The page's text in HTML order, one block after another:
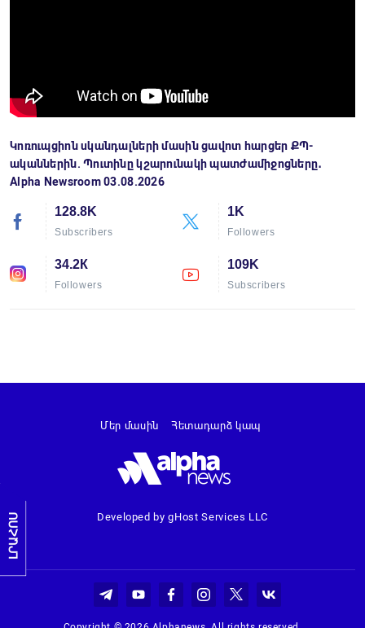
Կոռուպցիոն սկանդալների մասին ցավոտ հարցեր ՔՊ-
ականներին. Պուտինը կշարունակի պատժամիջոցները․
Alpha Newsroom 03.08.2026
128.8K
Subscribers
1K
Followers
34.2К
Followers
109K
Subscribers
ԼՐԱՀՈՍ Developed by gHost Services LLC
Մեր մասին Հետադարձ կապ